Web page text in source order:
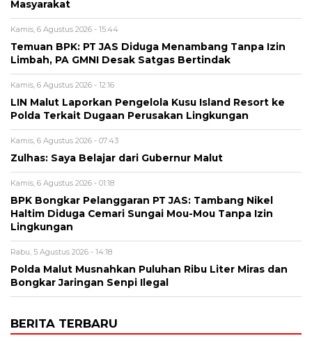
Masyarakat
Kamis, 6 Agustus 2026 - 15:44
Temuan BPK: PT JAS Diduga Menambang Tanpa Izin
Limbah, PA GMNI Desak Satgas Bertindak
Kamis, 6 Agustus 2026 - 12:16
LIN Malut Laporkan Pengelola Kusu Island Resort ke
Polda Terkait Dugaan Perusakan Lingkungan
Kamis, 6 Agustus 2026 - 07:43
Zulhas: Saya Belajar dari Gubernur Malut
Kamis, 6 Agustus 2026 - 01:18
BPK Bongkar Pelanggaran PT JAS: Tambang Nikel
Haltim Diduga Cemari Sungai Mou-Mou Tanpa Izin
Lingkungan
Rabu, 5 Agustus 2026 - 14:18
Polda Malut Musnahkan Puluhan Ribu Liter Miras dan
Bongkar Jaringan Senpi Ilegal
BERITA TERBARU